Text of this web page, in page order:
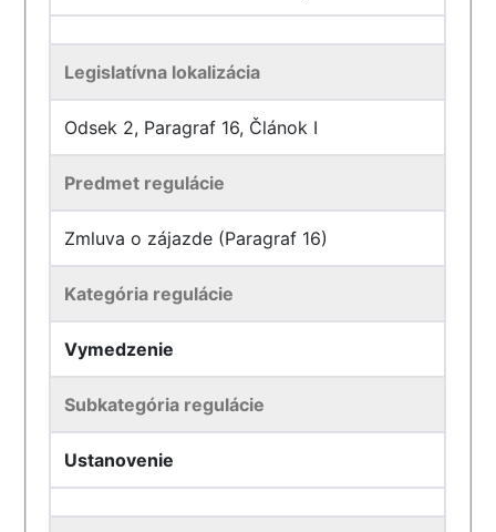
Legislatívna lokalizácia
Odsek 2, Paragraf 16, Článok I
Predmet regulácie
Zmluva o zájazde (Paragraf 16)
Kategória regulácie
Vymedzenie
Subkategória regulácie
Ustanovenie